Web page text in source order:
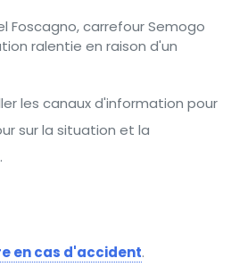
Foscagno, carrefour Semogo
ralentie en raison d'un
les canaux d'information pour
sur la situation et la
en cas d'accident.